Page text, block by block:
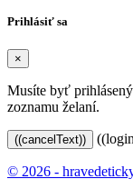
Prihlásiť sa
×
Musíte byť
zoznamu želaní.
((cancelText))
© 2026 -